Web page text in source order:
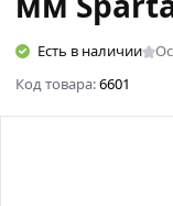
Есть в наличии
Код товара:6601